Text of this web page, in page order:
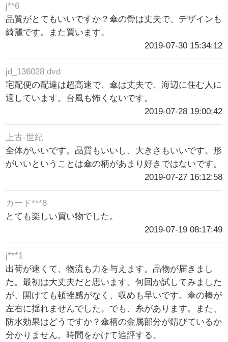
j**6
品質がとてもいいですか？傘の骨は丈夫で、デザインも
綺麗です。また買います。
2019-07-30 15:34:12
jd_136028 dvd
宅配便の配達は超高速で、傘は丈夫で、海辺に住む人に
適しています。台風も怖くないです。
2019-07-28 19:00:42
上古-世紀
全体がいいです。品質もいいし、大きさもいいです。形
がいいということは傘の柄があまり好きではないです。
2019-07-27 16:12:58
カード***8
とても楽しい買い物でした。
2019-07-19 08:17:49
j***1
出荷が速くて、物流も力を与えます。品物が届きまし
た。最初は大丈夫だと思います。何回か試してみました
が、開けても頓挫感がなく、収めも早いです。傘の棒が
左右に揺れませんでした。でも、糸があります。また、
防水効果はどうですか？傘柄の金属部分が錆びているか
分かりません。時間をかけて追評する。